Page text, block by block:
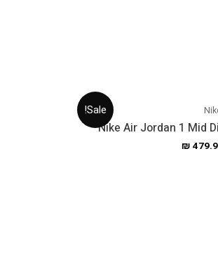
Sale!
Nike Air Jordan 1 Mid
₪